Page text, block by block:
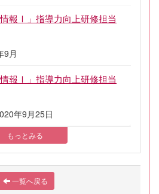
報Ⅰ」指導力向上研修担当
9月
報Ⅰ」指導力向上研修担当
年9月25日
もっとみる
一覧へ戻る